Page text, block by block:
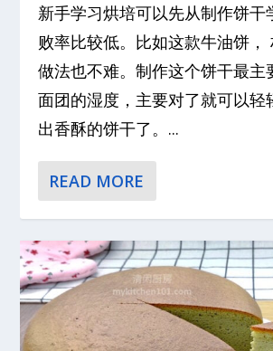
新手学习烘培可以先从制作饼干
败率比较低。比如这款牛油饼，
做法也不难。制作这个饼干最主
面团的湿度，主要对了就可以轻
出香酥的饼干了。...
READ MORE